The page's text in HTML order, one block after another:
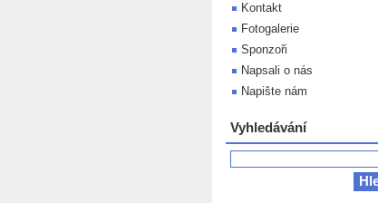
Kontakt
Fotogalerie
Sponzoři
Napsali o nás
Napište nám
Vyhledávání